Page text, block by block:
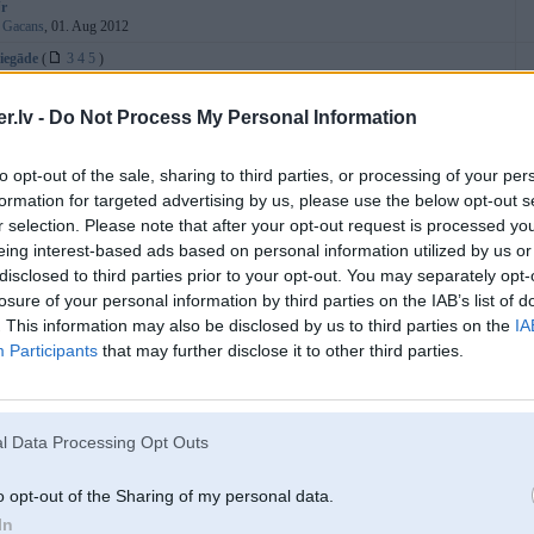
- Do Not Process My Personal Information
opt-out of the sale, sharing to third parties, or processing of your
for targeted advertising by us, please use the below opt-out
selection. Please note that after your opt-out request is processed
interest-based ads based on personal information utilized by us
to third parties prior to your opt-out. You may separately
of your personal information by third parties on the IAB’s list of
This information may also be disclosed by us to third parties on the
Participants that may further disclose it to other third parties.
Data Processing Opt Outs
opt-out of the Sharing of my personal data.
Gacans, 01. Aug 2012
( 3 4 5 )
gotme, 29. Jul 2012
patēriņš
2 3 4)
lietus , 03. Jan 2005
kk22, 14. Jul 2012
AljekcDL, 12. Jul 2012
lampas
Kalviis, 28. Jun 2012
apgaismojums
soferiits, 07. Jan 2011
datora iespējas
sandriitis , 11. Feb 2012
AJleKcaHgp , 15. Aug 2011
dažādiem apgriezieniem